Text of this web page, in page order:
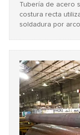
Tubería de acero
costura recta
soldadura por